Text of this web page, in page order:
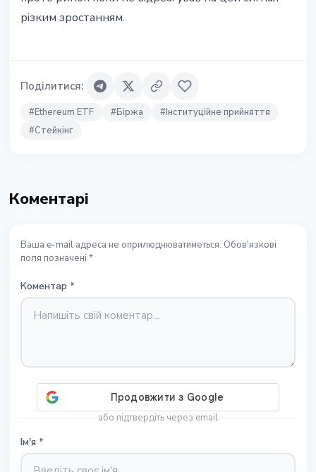
різким зростанням.
Поділитися:
#Ethereum ETF #Біржа #Інституційне прийняття
#Стейкінг
Коментарі
Ваша e-mail адреса не оприлюднюватиметься. Обов'язкові
поля позначені *
Коментар *
або підтвердіть через email
Ім'я *